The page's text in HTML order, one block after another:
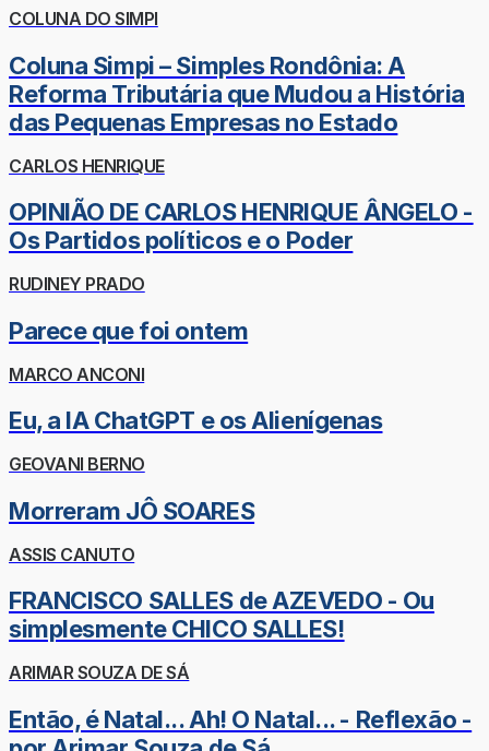
COLUNA DO SIMPI
Coluna Simpi – Simples Rondônia: A
Reforma Tributária que Mudou a História
das Pequenas Empresas no Estado
CARLOS HENRIQUE
OPINIÃO DE CARLOS HENRIQUE ÂNGELO -
Os Partidos políticos e o Poder
RUDINEY PRADO
Parece que foi ontem
MARCO ANCONI
Eu, a IA ChatGPT e os Alienígenas
GEOVANI BERNO
Morreram JÔ SOARES
ASSIS CANUTO
FRANCISCO SALLES de AZEVEDO - Ou
simplesmente CHICO SALLES!
ARIMAR SOUZA DE SÁ
Então, é Natal... Ah! O Natal... - Reflexão -